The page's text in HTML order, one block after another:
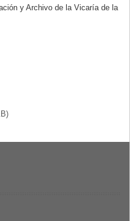
y Archivo de la Vicaría de la